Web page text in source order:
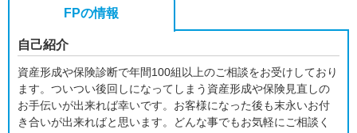
FPの情報
自己紹介
資産形成や保険診断で年間100組以上のご相談をお受けしており
ます。ついつい後回しになってしまう資産形成や保険見直しの
お手伝いが出来れば幸いです。お客様になった後も末永いお付
き合いが出来ればと思います。どんな事でもお気軽にご相談く